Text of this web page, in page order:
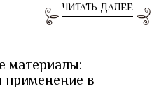
ЧИТАТЬ ДАЛЕЕ
материалы:
применение в